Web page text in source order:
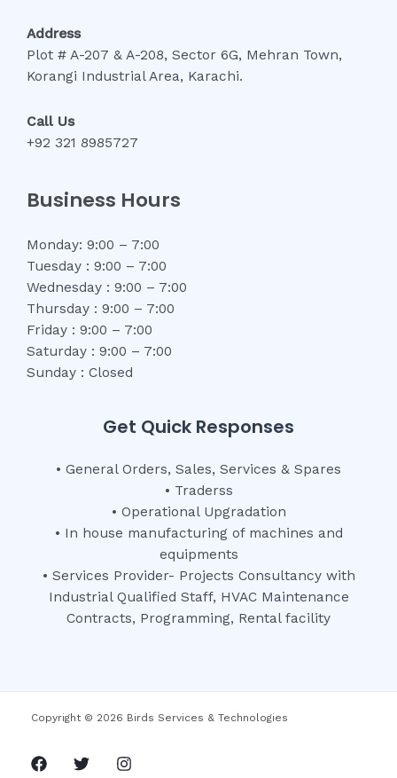
Address
Plot # A-207 & A-208, Sector 6G, Mehran Town,
Korangi Industrial Area, Karachi.
Call Us
+92 321 8985727
Business Hours
Monday: 9:00 – 7:00
Tuesday : 9:00 – 7:00
Wednesday : 9:00 – 7:00
Thursday : 9:00 – 7:00
Friday : 9:00 – 7:00
Saturday : 9:00 – 7:00
Sunday : Closed
Get Quick Responses
• General Orders, Sales, Services & Spares
• Traderss
• Operational Upgradation
• In house manufacturing of machines and
equipments
• Services Provider- Projects Consultancy with
Industrial Qualified Staff, HVAC Maintenance
Contracts, Programming, Rental facility
Copyright © 2026 Birds Services & Technologies